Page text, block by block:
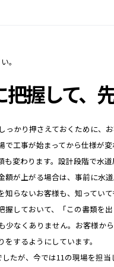
。
握して、
かり押さえておくために、
工事が始まってから仕様が
変わります。設計段階で水
が上がる場合は、事前に水
らないお客様も、知ってい
握しておいて、「この書類を
なくありません。お客様か
するようにしています。
たが、今では11の現場を担当